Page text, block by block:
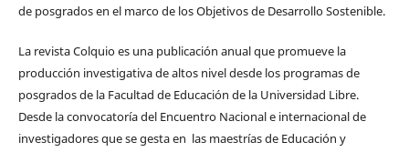
de posgrados en el marco de los Objetivos de Desarrollo Sostenible.
La revista Colquio es una publicación anual que promueve la
producción investigativa de altos nivel desde los programas de
posgrados de la Facultad de Educación de la Universidad Libre.
Desde la convocatoría del Encuentro Nacional e internacional de
investigadores que se gesta en las maestrías de Educación y